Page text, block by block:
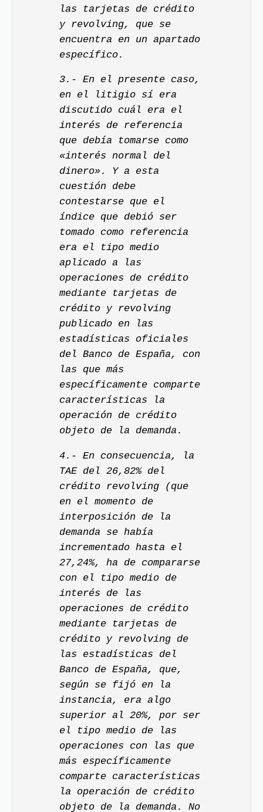
las tarjetas de crédito
y revolving, que se
encuentra en un apartado
específico.
3.- En el presente caso,
en el litigio sí era
discutido cuál era el
interés de referencia
que debía tomarse como
«interés normal del
dinero». Y a esta
cuestión debe
contestarse que el
índice que debió ser
tomado como referencia
era el tipo medio
aplicado a las
operaciones de crédito
mediante tarjetas de
crédito y revolving
publicado en las
estadísticas oficiales
del Banco de España, con
las que más
específicamente comparte
características la
operación de crédito
objeto de la demanda.
4.- En consecuencia, la
TAE del 26,82% del
crédito revolving (que
en el momento de
interposición de la
demanda se había
incrementado hasta el
27,24%, ha de compararse
con el tipo medio de
interés de las
operaciones de crédito
mediante tarjetas de
crédito y revolving de
las estadísticas del
Banco de España, que,
según se fijó en la
instancia, era algo
superior al 20%, por ser
el tipo medio de las
operaciones con las que
más específicamente
comparte características
la operación de crédito
objeto de la demanda. No